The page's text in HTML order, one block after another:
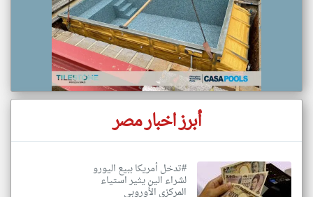
أبرز اخبار مصر
#تدخل أمريكا ببيع اليورو
لشراء الين يثير استياء
المركزي الأوروبي